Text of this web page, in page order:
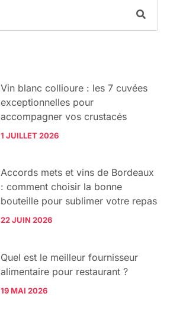
Vin blanc collioure : les 7 cuvées
exceptionnelles pour
accompagner vos crustacés
1 JUILLET 2026
Accords mets et vins de Bordeaux
: comment choisir la bonne
bouteille pour sublimer votre repas
22 JUIN 2026
Quel est le meilleur fournisseur
alimentaire pour restaurant ?
19 MAI 2026